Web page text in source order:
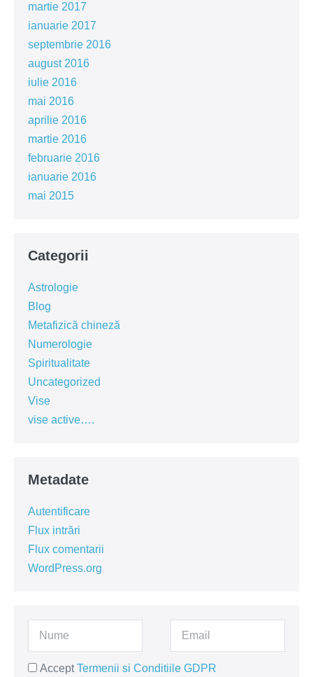
martie 2017
ianuarie 2017
septembrie 2016
august 2016
iulie 2016
mai 2016
aprilie 2016
martie 2016
februarie 2016
ianuarie 2016
mai 2015
Categorii
Astrologie
Blog
Metafizică chineză
Numerologie
Spiritualitate
Uncategorized
Vise
vise active….
Metadate
Autentificare
Flux intrări
Flux comentarii
WordPress.org
AcceptTermenii si Conditiile GDPR